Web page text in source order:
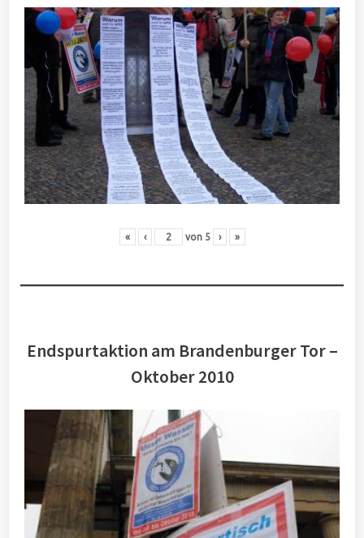
« ‹ von 5 › »
Endspurtaktion am Brandenburger Tor –
Oktober 2010